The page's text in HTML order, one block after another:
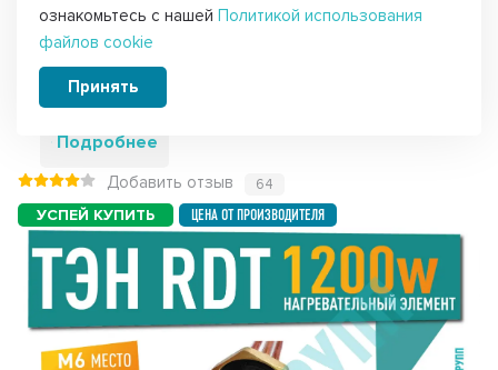
ТЭН 1,2кВт (1200Вт) RDT, резьбовой 42
мм для Ariston, De Luxe, Real, Thermex,
под анод М6, 282232
Подробнее
Добавить отзыв 64
ознакомьтесь с нашей Политикой использования
файлов cookie
Принять